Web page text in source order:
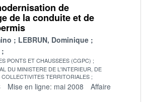
de
de la conduite et de
LEBRUN, Dominique
PONTS ET CHAUSSEES (CGPC)
DU MINISTERE DE L'INTERIEUR, DE
TERRITORIALES
Mise en ligne: mai 2008
Affaire